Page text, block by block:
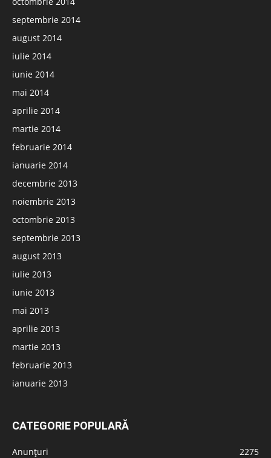
septembrie 2014
august 2014
iulie 2014
iunie 2014
mai 2014
aprilie 2014
martie 2014
februarie 2014
ianuarie 2014
decembrie 2013
noiembrie 2013
octombrie 2013
septembrie 2013
august 2013
iulie 2013
iunie 2013
mai 2013
aprilie 2013
martie 2013
februarie 2013
ianuarie 2013
CATEGORIE POPULARĂ
Anunțuri
2275